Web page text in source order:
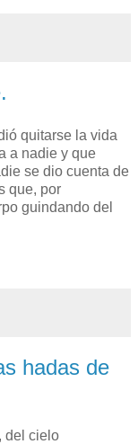
quitarse la vida
a nadie y que
se dio cuenta de
que, por
guindando del
hadas de
del cielo